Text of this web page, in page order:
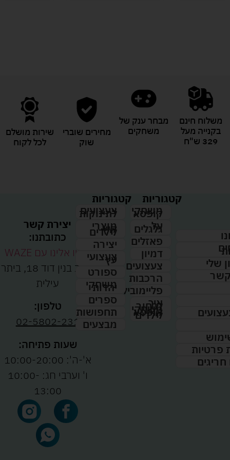
משלוח חינם
בקנייה מעל
329 ש"ח
מבחר ענק של
משחקים
מחירים שוברי
שוק
שירות מושלם
לכל לקוח
שלי
קשר
פרטיות
חריגים
קטגוריות
משחקי
קופסא
על
גלגלים
פאזלים
דמיון
צעצועים
הרכבות
פליימוביל
איך
לבחור
משחקי
קופסא
לילדים
קטגוריות
צעצועים
לתינוקות
מוצרי
קיץ
לילדים
יצירה
צעצועי
עץ
ספורט
משחקי
יהדות
ספרים
תחפושות
מבצעים
יצירת קשר
כתובתנו:
נווטו אלינו עם WAZE
רחוב בנין דוד 18, ביתר
עילית
טלפון:
02-5802-231
שעות פתיחה:
א'-ה': 10:00-20:00
ו' וערבי חג: 10:00-
13:00